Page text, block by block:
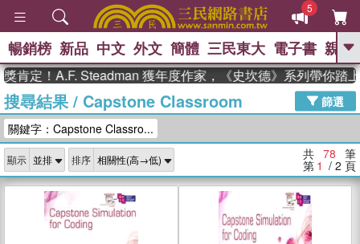
5
GO
熱搜： 東野圭吾 、 高希均教授回憶錄
、 The Odyssey 、 父親節 、 如果歷
獎 臺灣漫遊錄 、 方念華 、 台灣的李
登輝時代
數學女孩：黎曼猜想 、
偉大的迷走神經
暢銷榜 新品 中文 外文 簡體 三民東大 電子書 親子
A.F. Steadman 獲年度作家，《史坎德》系列帶你踏上熱血
搜尋結果/ Capstone Classroom
篩選
關鍵字：Capstone Classro...
顯示 排序 共 78 筆
第 1 / 2 頁